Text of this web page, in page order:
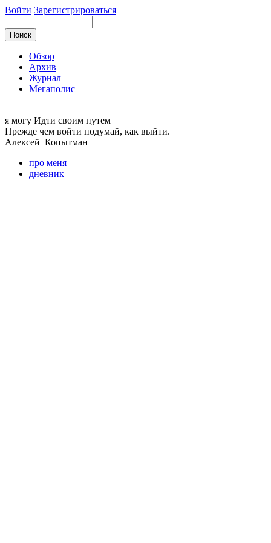
Войти Зарегистрироваться
Обзор
Архив
Журнал
Мегаполис
я могу Идти своим путем
Прежде чем войти подумай, как выйти.
Алексей Копытман
про меня
дневник